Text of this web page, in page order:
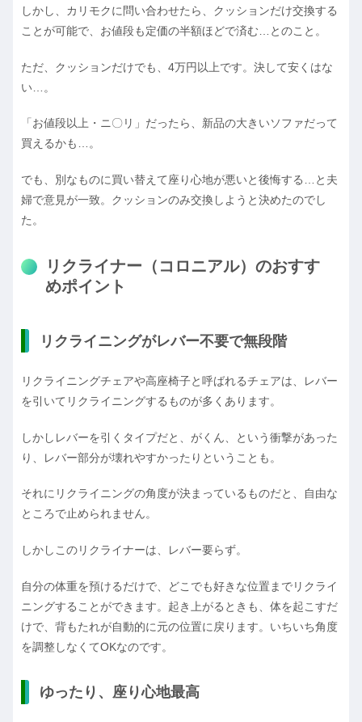
しかし、カリモクに問い合わせたら、クッションだけ交換する
ことが可能で、お値段も定価の半額ほどで済む…とのこと。
ただ、クッションだけでも、4万円以上です。決して安くはな
い…。
「お値段以上・ニ〇リ」だったら、新品の大きいソファだって
買えるかも…。
でも、別なものに買い替えて座り心地が悪いと後悔する…と夫
婦で意見が一致。クッションのみ交換しようと決めたのでし
た。
リクライナー（コロニアル）のおすす
めポイント
リクライニングがレバー不要で無段階
リクライニングチェアや高座椅子と呼ばれるチェアは、レバー
を引いてリクライニングするものが多くあります。
しかしレバーを引くタイプだと、がくん、という衝撃があった
り、レバー部分が壊れやすかったりということも。
それにリクライニングの角度が決まっているものだと、自由な
ところで止められません。
しかしこのリクライナーは、レバー要らず。
自分の体重を預けるだけで、どこでも好きな位置までリクライ
ニングすることができます。起き上がるときも、体を起こすだ
けで、背もたれが自動的に元の位置に戻ります。いちいち角度
を調整しなくてOKなのです。
ゆったり、座り心地最高